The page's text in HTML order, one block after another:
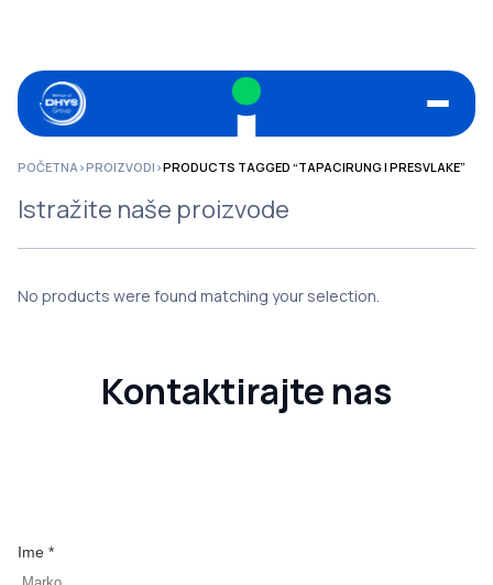
POČETNA>PROIZVODI >PRODUCTS TAGGED “TAPACIRUNG I PRESVLAKE”
Istražite naše proizvode
No products were found matching your selection.
Kontaktirajte nas
Ime *